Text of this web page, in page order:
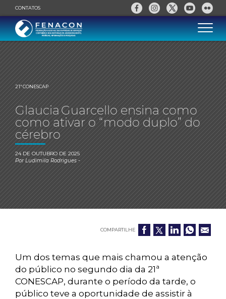
CONTATOS
21ª CONESCAP
Glaucia Guarcello ensina como
como ativar o “modo duplo” do
cérebro
24 DE OUTUBRO DE 2025
PorLudimila Rodrigues-
COMPARTILHE
Um dos temas que mais chamou a atenção
do público no segundo dia da 21ª
CONESCAP, durante o período da tarde, o
público teve a oportunidade de assistir à